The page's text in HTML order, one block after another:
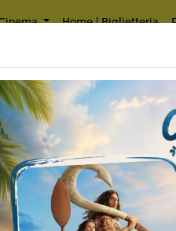
Home | Biglietteria
AND GROGU
POP
Durata: 132 min